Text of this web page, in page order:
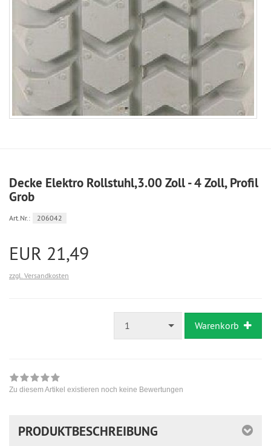
Decke Elektro Rollstuhl,3.00 Zoll - 4 Zoll, Profil
Grob
Art.Nr.: 206042
EUR 21,49
zzgl. Versandkosten
1 Warenkorb
Zu diesem Artikel existieren noch keine Bewertungen
PRODUKTBESCHREIBUNG